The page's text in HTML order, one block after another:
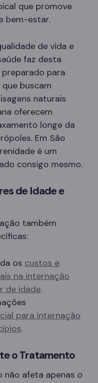
que promove
bem-estar.
de vida e
faz desta
para
buscam
naturais
oferecem
longe da
Em São
é um
consigo mesmo.
de Idade e
também
os custos e
na internação
de idade.
para internação
.
o Tratamento
afeta apenas o